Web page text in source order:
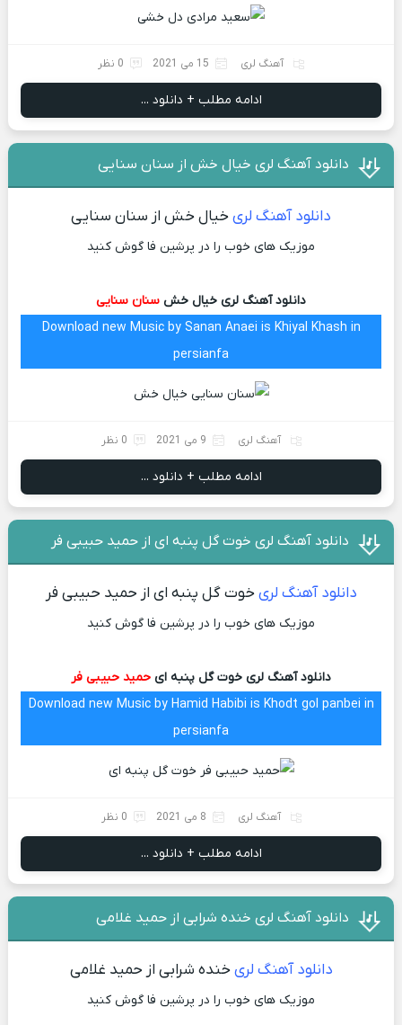
آهنگ لری 15 می 2021 0 نظر
ادامه مطلب + دانلود ...
دانلود آهنگ لری خیال خش از سنان سنایی
دانلود آهنگ لریخیال خش از سنان سنایی
موزیک های خوب را در پرشین فا گوش کنید
دانلود آهنگ لری خیال خش سنان سنایی
Download new Music by Sanan Anaei is Khiyal Khash in
persianfa
آهنگ لری 9 می 2021 0 نظر
ادامه مطلب + دانلود ...
دانلود آهنگ لری خوت گل پنبه ای از حمید حبیبی فر
دانلود آهنگ لریخوت گل پنبه ای از حمید حبیبی فر
موزیک های خوب را در پرشین فا گوش کنید
دانلود آهنگ لری خوت گل پنبه ای حمید حبیبی فر
Download new Music by Hamid Habibi is Khodt gol panbei in
persianfa
آهنگ لری 8 می 2021 0 نظر
ادامه مطلب + دانلود ...
دانلود آهنگ لری خنده شرابی از حمید غلامی
دانلود آهنگ لریخنده شرابی از حمید غلامی
موزیک های خوب را در پرشین فا گوش کنید